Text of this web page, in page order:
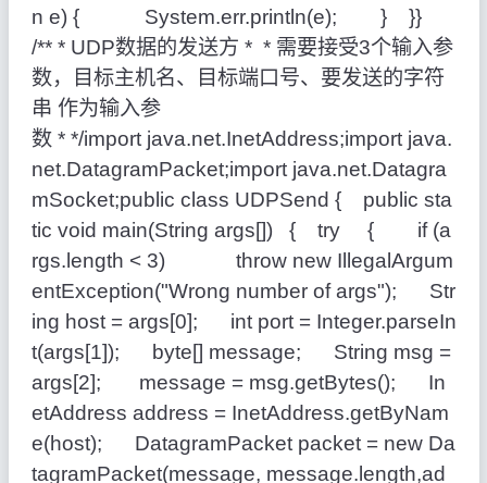
n e) { System.err.println(e); } }}
/*** UDP数据的发送方 * * 需要接受3个输入参
数，目标主机名、目标端口号、要发送的字符
串 作为输入参
数* */importjava.net.InetAddress;importjava.
net.DatagramPacket;importjava.net.Datagra
mSocket;public class UDPSend { public sta
tic void main(String args[]) { try{ if(a
rgs.length < 3) throw newIllegalArgum
entException("Wrong number of args"); Str
ing host = args[0]; intport = Integer.parseIn
t(args[1]); byte[] message; String msg =
args[2]; message = msg.getBytes(); In
etAddress address = InetAddress.getByNam
e(host); DatagramPacket packet = newDa
tagramPacket(message, message.length,ad